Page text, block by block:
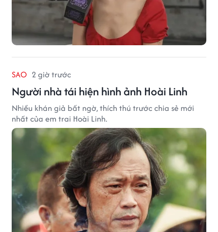
SAO 2 giờ trước
Người nhà tái hiện hình ảnh Hoài Linh
Nhiều khán giả bất ngờ, thích thú trước chia sẻ mới
nhất của em trai Hoài Linh.